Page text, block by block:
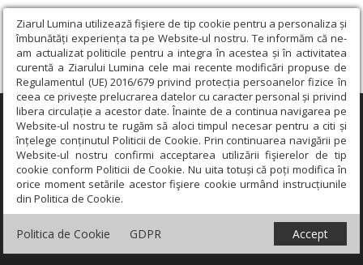
Ziarul Lumina utilizează fişiere de tip cookie pentru a personaliza și
îmbunătăți experiența ta pe Website-ul nostru. Te informăm că ne-
am actualizat politicile pentru a integra în acestea și în activitatea
curentă a Ziarului Lumina cele mai recente modificări propuse de
Regulamentul (UE) 2016/679 privind protecția persoanelor fizice în
ceea ce privește prelucrarea datelor cu caracter personal și privind
libera circulație a acestor date. Înainte de a continua navigarea pe
Website-ul nostru te rugăm să aloci timpul necesar pentru a citi și
înțelege conținutul Politicii de Cookie. Prin continuarea navigării pe
Website-ul nostru confirmi acceptarea utilizării fişierelor de tip
cookie conform Politicii de Cookie. Nu uita totuși că poți modifica în
orice moment setările acestor fişiere cookie urmând instrucțiunile
din Politica de Cookie.
Politica de Cookie GDPR Accept
×